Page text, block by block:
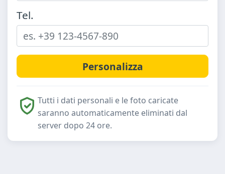
Tel.
Tutti i dati personali e le foto caricate
saranno automaticamente eliminati dal
server dopo 24 ore.